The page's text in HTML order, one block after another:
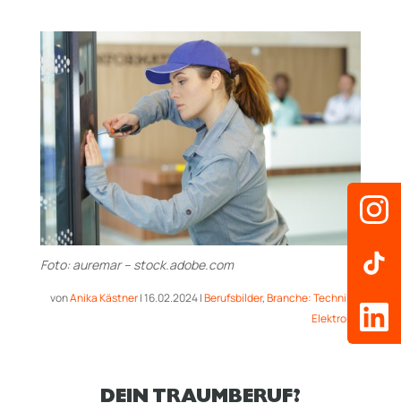
Foto: auremar – stock.adobe.com
vonAnika Kästner|16.02.2024|Berufsbilder,Branche: Technik &
Elektronik
DEIN TRAUMBERUF?